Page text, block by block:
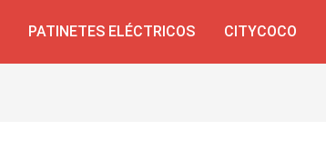
PATINETES ELÉCTRICOS CITYCOCO